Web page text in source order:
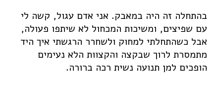
בהתחלה זה היה במאבק. אני אדם עגול, קשה לי
עם שפיצים, ומשיכות המכחול לא שיתפו פעולה,
אבל כשהתחלתי למחוק ולשחרר הרגשתי איך היד
מתמסרת לרוך שבקצה והקצוות הלא נעימים
הופכים למן תנועה נשית רכה ברורה.